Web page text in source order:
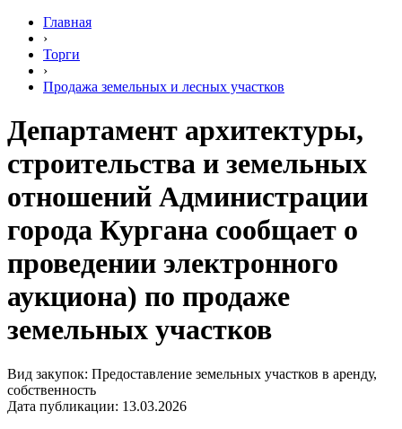
Главная
›
Торги
›
Продажа земельных и лесных участков
Департамент архитектуры,
строительства и земельных
отношений Администрации
города Кургана сообщает о
проведении электронного
аукциона) по продаже
земельных участков
Вид закупок: Предоставление земельных участков в аренду,
собственность
Дата публикации: 13.03.2026